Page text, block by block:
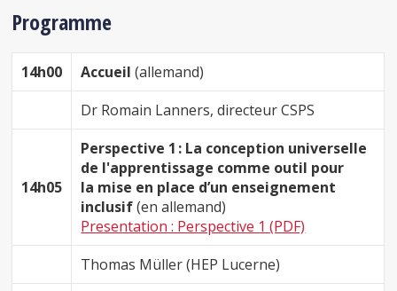
Programme
14h00 Accueil (allemand)
Dr Romain Lanners, directeur CSPS
14h05
Perspective 1 : La conception universelle
de l'apprentissage comme outil pour
la mise en place d’un enseignement
inclusif(en allemand)
Presentation : Perspective 1 (PDF)
Thomas Müller (HEP Lucerne)